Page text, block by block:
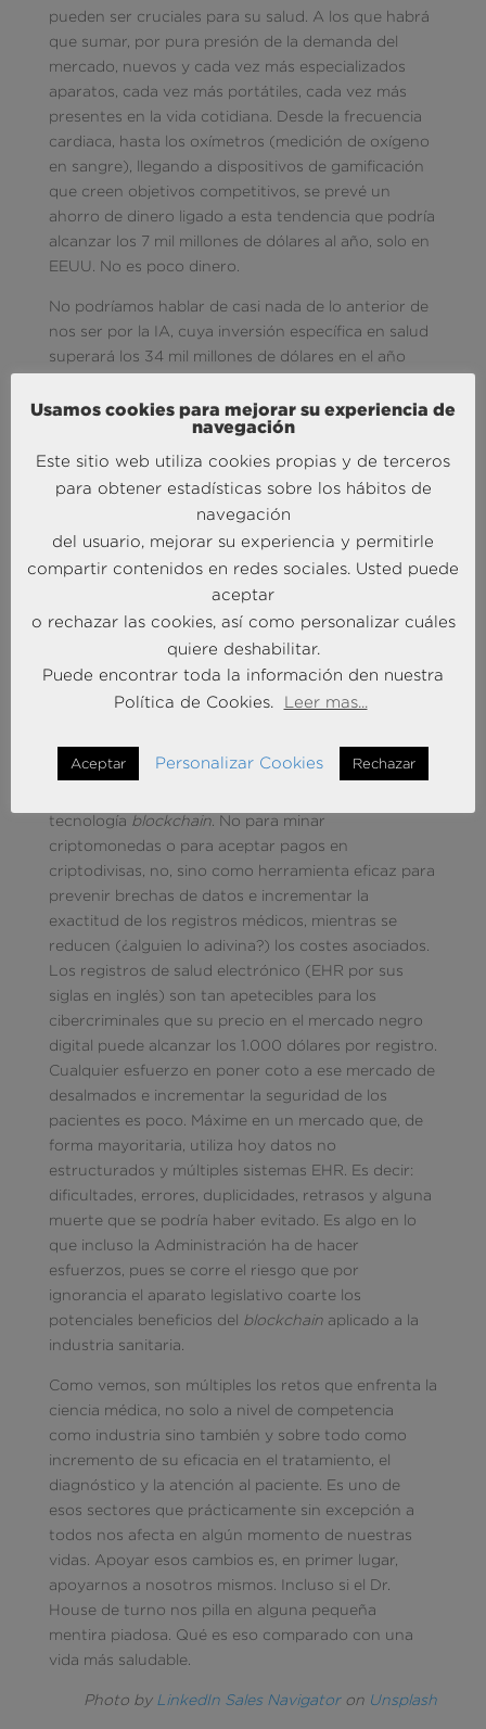
pueden ser cruciales para su salud. A los que habrá
que sumar, por pura presión de la demanda del
mercado, nuevos y cada vez más especializados
aparatos, cada vez más portátiles, cada vez más
presentes en la vida cotidiana. Desde la frecuencia
cardiaca, hasta los oxímetros (medición de oxígeno
en sangre), llegando a dispositivos de gamificación
que creen objetivos competitivos, se prevé un
ahorro de dinero ligado a esta tendencia que podría
alcanzar los 7 mil millones de dólares al año, solo en
EEUU. No es poco dinero.
No podríamos hablar de casi nada de lo anterior de
nos ser por la IA, cuya inversión específica en salud
superará los 34 mil millones de dólares en el año
de «droides hospitalarios», pero también de
hardware de gestión de suministros, de chatbots y
asistentes virtuales, de herramientas de diagnóstico
y terapia. Estamos hablando por tanto de
versatilidad. Y en un segundo estadio estaríamos
avanzados mediante reconocimiento de patrones
sofisticados y combinaciones personalizadas de
medicamentos. Y una vez más, el factor económico
hace acto de presencia: el uso de la IA permitirá
reducir los plazos de descubrimiento de fármacos
en cuatro años. En total, nada menos que 150 mil
millones de dólares en ahorros anuales.
Last but not least
, es el momento de que el entorno
sanitario, desde las autoridades hasta sus
tecnología blockchain. No para minar
criptomonedas o para aceptar pagos en
criptodivisas, no, sino como herramienta eficaz para
prevenir brechas de datos e incrementar la
exactitud de los registros médicos, mientras se
reducen (¿alguien lo adivina?) los costes asociados.
Los registros de salud electrónico (EHR por sus
siglas en inglés) son tan apetecibles para los
cibercriminales que su precio en el mercado negro
digital puede alcanzar los 1.000 dólares por registro.
Cualquier esfuerzo en poner coto a ese mercado de
desalmados e incrementar la seguridad de los
pacientes es poco. Máxime en un mercado que, de
forma mayoritaria, utiliza hoy datos no
estructurados y múltiples sistemas EHR. Es decir:
dificultades, errores, duplicidades, retrasos y alguna
muerte que se podría haber evitado. Es algo en lo
que incluso la Administración ha de hacer
esfuerzos, pues se corre el riesgo que por
ignorancia el aparato legislativo coarte los
potenciales beneficios del blockchainaplicado a la
industria sanitaria.
Como vemos, son múltiples los retos que enfrenta la
ciencia médica, no solo a nivel de competencia
como industria sino también y sobre todo como
incremento de su eficacia en el tratamiento, el
diagnóstico y la atención al paciente. Es uno de
esos sectores que prácticamente sin excepción a
todos nos afecta en algún momento de nuestras
vidas. Apoyar esos cambios es, en primer lugar,
apoyarnos a nosotros mismos. Incluso si el Dr.
House de turno nos pilla en alguna pequeña
mentira piadosa. Qué es eso comparado con una
vida más saludable.
Photo by LinkedIn Sales Navigatoron Unsplash
Usamos cookies para mejorar su experiencia de
navegación
Este sitio web utiliza cookies propias y de terceros
para obtener estadísticas sobre los hábitos de
navegación
del usuario, mejorar su experiencia y permitirle
compartir contenidos en redes sociales. Usted puede
aceptar
o rechazar las cookies, así como personalizar cuáles
quiere deshabilitar.
Puede encontrar toda la información den nuestra
Política de Cookies.
Leer mas...
Aceptar Personalizar Cookies Rechazar